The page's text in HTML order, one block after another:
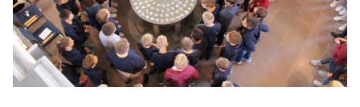
BIBLIOTHEK
Bibliothek Bibliothekskatalog
Schulbuchausleihe
Lehrmittelfreiheit
Buchempfehlungen
SPORT
Sport als Leistungsfach Exkursionen
Wettkämpfe